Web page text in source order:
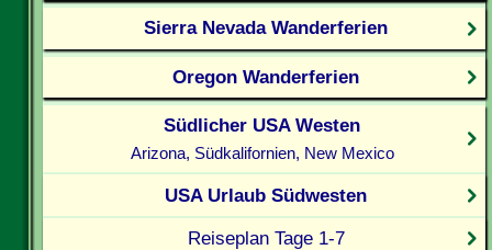
Sierra Nevada Wanderferien
Oregon Wanderferien
Südlicher USA Westen
Arizona, Südkalifornien, New Mexico
USA Urlaub Südwesten
Reiseplan Tage 1-7